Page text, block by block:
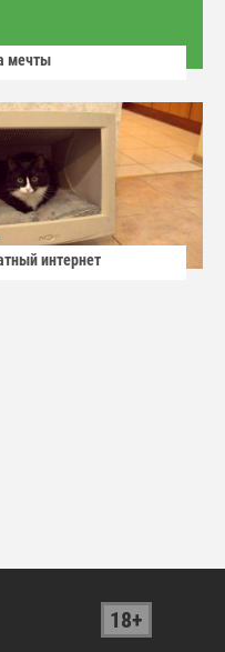
мечты
интернет
18+